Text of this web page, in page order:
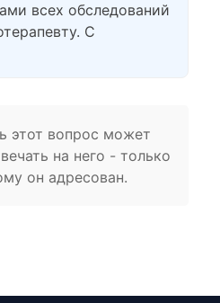
всех обследований
С
этот вопрос может
на него - только
он адресован.